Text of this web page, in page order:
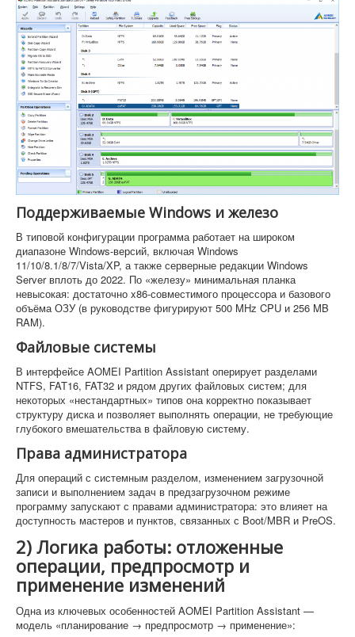
Поддерживаемые Windows и железо
В типовой конфигурации программа работает на широком
диапазоне Windows-версий, включая Windows
11/10/8.1/8/7/Vista/XP, а также серверные редакции Windows
Server вплоть до 2022. По «железу» минимальная планка
невысокая: достаточно x86-совместимого процессора и базового
объёма ОЗУ (в руководстве фигурируют 500 MHz CPU и 256 MB
RAM).
Файловые системы
В интерфейсе AOMEI Partition Assistant оперирует разделами
NTFS, FAT16, FAT32 и рядом других файловых систем; для
некоторых «нестандартных» типов она корректно показывает
структуру диска и позволяет выполнять операции, не требующие
глубокого вмешательства в файловую систему.
Права администратора
Для операций с системным разделом, изменением загрузочной
записи и выполнением задач в предзагрузочном режиме
программу запускают с правами администратора: это влияет на
доступность мастеров и пунктов, связанных с Boot/MBR и PreOS.
2) Логика работы: отложенные
операции, предпросмотр и
применение изменений
Одна из ключевых особенностей AOMEI Partition Assistant —
модель «планирование → предпросмотр → применение»: